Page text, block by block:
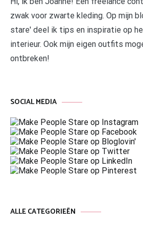
zwak voor zwarte kleding. Op mijn
stare' deel ik tips en inspiratie op
interieur. Ook mijn eigen outfits
ontbreken!
SOCIAL MEDIA
ALLE CATEGORIEËN